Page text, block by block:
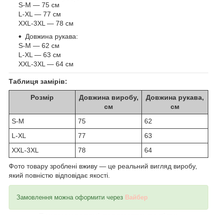
S-M — 75 см
L-XL — 77 см
XXL-3XL — 78 см
Довжина рукава:
S-M — 62 см
L-XL — 63 см
XXL-3XL — 64 см
Таблиця замірів:
Розмір
Довжина виробу,
см
Довжина рукава,
см
S-M
75
62
L-XL
77
63
XXL-3XL
78 64
Фото товару зроблені вживу — це реальний вигляд виробу,
який повністю відповідає якості.
Замовлення можна оформити через Вайбер